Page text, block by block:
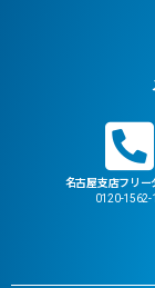
名古屋支店フリー
0120-1562-